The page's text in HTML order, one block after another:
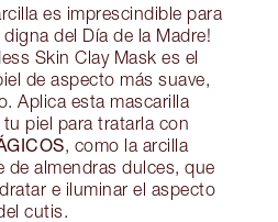
es imprescindible para
del Día de la Madre!
Skin Clay Mask es el
de aspecto más suave,
Aplica esta mascarilla
piel para tratarla con
, como la arcilla
de almendras dulces, que
e iluminar el aspecto
cutis.